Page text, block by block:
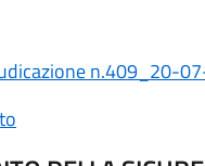
n.409_20-